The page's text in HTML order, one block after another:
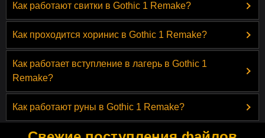
Как работают свитки в Gothic 1 Remake?
Как проходится хоринис в Gothic 1 Remake?
Как работает вступление в лагерь в Gothic 1
Remake?
Как работают руны в Gothic 1 Remake?